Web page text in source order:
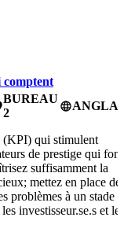
comptent
BUREAU
2
language
(KPI) qui stimulent
de prestige qui font
suffisamment la
mettez en place
problèmes à un stade
investisseur.se.s et les